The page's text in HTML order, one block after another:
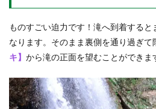
ものすごい迫力です！滝へ到着すると
なります。そのまま裏側を通り過ぎて
キ】 から滝の正面を望むことができま